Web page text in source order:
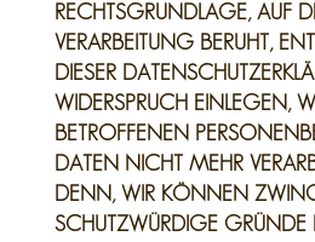
RECHTSGRUNDLAGE, AUF
VERARBEITUNG BERUHT,
DIESER
WIDERSPRUCH EINLEGEN,
BETROFFENEN
DATEN NICHT MEHR
DENN, WIR KÖNNEN
SCHUTZWÜRDIGE GRÜNDE